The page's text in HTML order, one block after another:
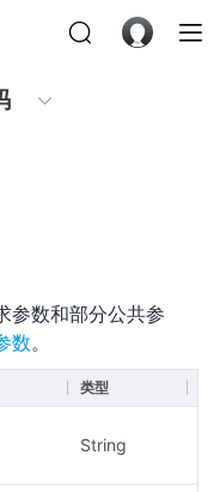
参数和部分公共参
数。
类型
String